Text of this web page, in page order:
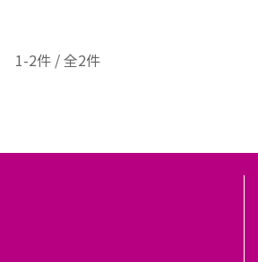
1-2件 / 全2件